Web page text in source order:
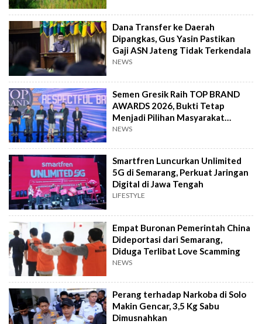
Dana Transfer ke Daerah
Dipangkas, Gus Yasin Pastikan
Gaji ASN Jateng Tidak Terkendala
NEWS
Semen Gresik Raih TOP BRAND
AWARDS 2026, Bukti Tetap
Menjadi Pilihan Masyarakat
Indonesia
NEWS
Smartfren Luncurkan Unlimited
5G di Semarang, Perkuat Jaringan
Digital di Jawa Tengah
LIFESTYLE
Empat Buronan Pemerintah China
Dideportasi dari Semarang,
Diduga Terlibat Love Scamming
NEWS
Perang terhadap Narkoba di Solo
Makin Gencar, 3,5 Kg Sabu
Dimusnahkan